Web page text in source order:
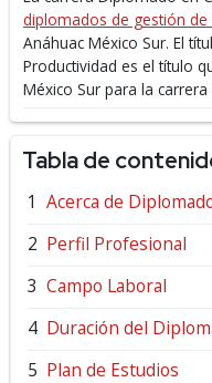
diplomados de gestión de
Anáhuac México Sur. El
Productividad es el título
México Sur para la
Tabla de
Acerca de
Perfil Profesional
Campo Laboral
Duración del
Plan de Estudios